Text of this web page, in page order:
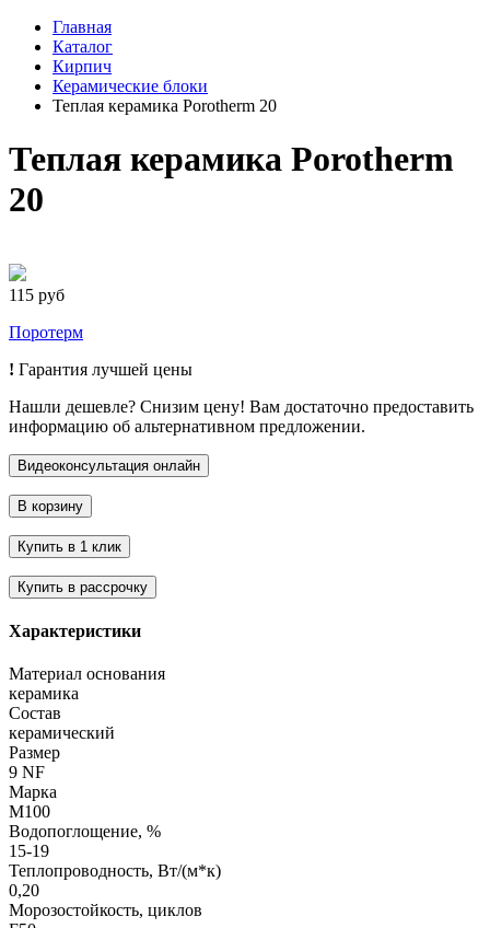
Главная
Каталог
Кирпич
Керамические блоки
Теплая керамика Porotherm 20
Теплая керамика Porotherm
20
115 руб
Поротерм
! Гарантия лучшей цены
Нашли дешевле? Снизим цену! Вам достаточно предоставить
информацию об альтернативном предложении.
Характеристики
Материал основания
керамика
Состав
керамический
Размер
9 NF
Марка
М100
Водопоглощение, %
15-19
Теплопроводность, Вт/(м*к)
0,20
Морозостойкость, циклов